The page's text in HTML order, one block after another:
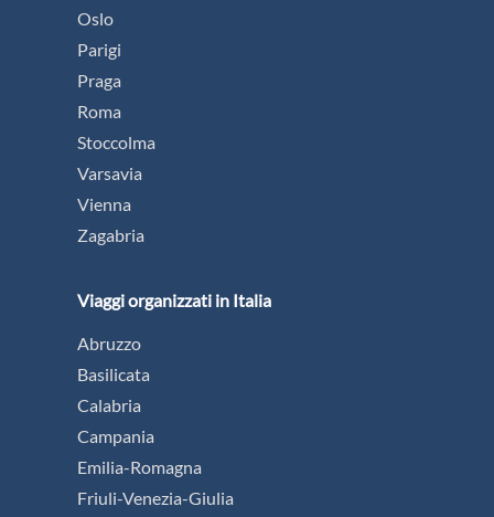
Oslo
Parigi
Praga
Roma
Stoccolma
Varsavia
Vienna
Zagabria
Viaggi organizzati in Italia
Abruzzo
Basilicata
Calabria
Campania
Emilia-Romagna
Friuli-Venezia-Giulia